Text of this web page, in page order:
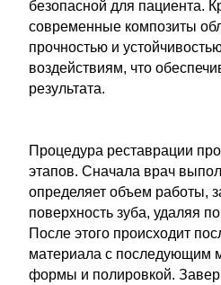
безопасной для пациента.
современные композиты
прочностью и
воздействиям, что
результата.
Процедура реставрации
этапов. Сначала врач
определяет объем работы,
поверхность зуба, удаляя
После этого происходит
материала с последующим
формы и полировкой.